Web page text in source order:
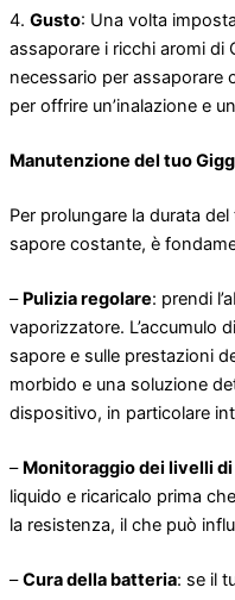
4. Gusto: Una volta
assaporare i ricchi aromi di
necessario per assaporare
per offrire un’inalazione e
Manutenzione del tuo
Per prolungare la durata
sapore costante, è
– Pulizia regolare: prendi
vaporizzatore. L’accumulo
sapore e sulle prestazioni
morbido e una soluzione
dispositivo, in particolare
– Monitoraggio dei livelli
liquido e ricaricalo prima
la resistenza, il che può
–Cura della batteria: se il